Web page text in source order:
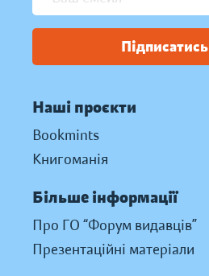
Підписатись
Наші проєкти
Bookmints
Книгоманія
Більше інформації
Про ГО “Форум видавців”
Презентаційні матеріали